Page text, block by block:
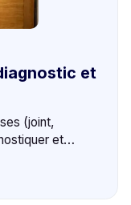
et
(joint,
et
expert du